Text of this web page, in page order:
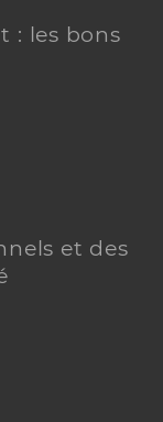
: les bons
et des